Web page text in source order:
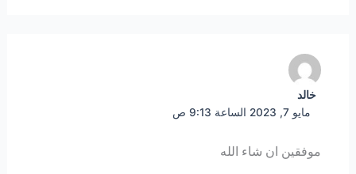
خالد
مايو 7, 2023 الساعة 9:13 ص
موفقين ان شاء الله